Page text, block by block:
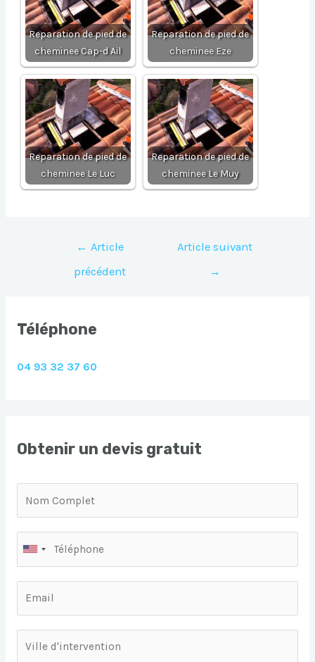
Reparation de pied de
cheminee Cap-d Ail
Reparation de pied de
cheminee Eze
Reparation de pied de
cheminee Le Luc
Reparation de pied de
cheminee Le Muy
Navigation
l’article
← Article
précédent
Article suivant
→
Téléphone
04 93 32 37 60
Obtenir un devis gratuit